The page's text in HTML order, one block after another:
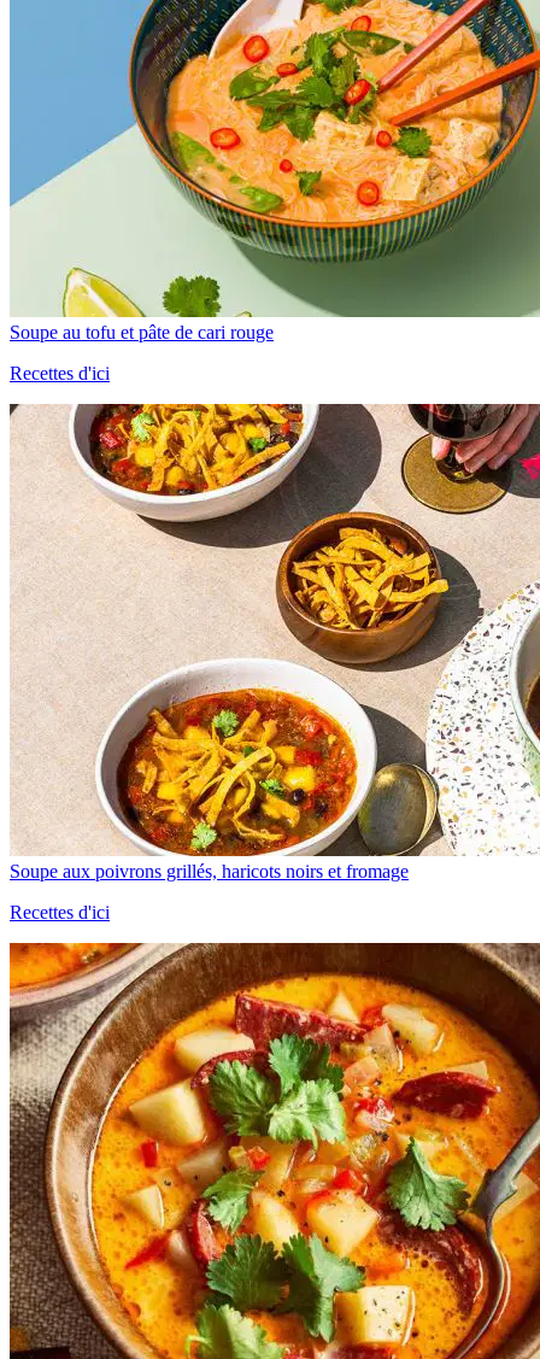
Soupe au tofu et pâte de cari rouge
Recettes d'ici
Soupe aux poivrons grillés, haricots noirs et fromage
Recettes d'ici